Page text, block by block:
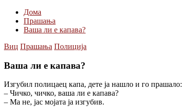
Дома
Прашања
Ваша ли е капава?
Виц Прашања Полиција
Ваша ли е капава?
Изгубил полицаец капа, дете ја нашло и го прашало:
– Чичко, чичко, ваша ли е капава?
– Ма не, јас мојата ја изгубив.